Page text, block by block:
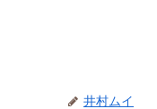
井村ムイ